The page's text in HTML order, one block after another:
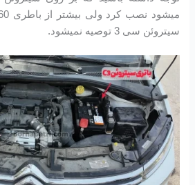
سیتروئن سی 3 توصیه نمیشود.